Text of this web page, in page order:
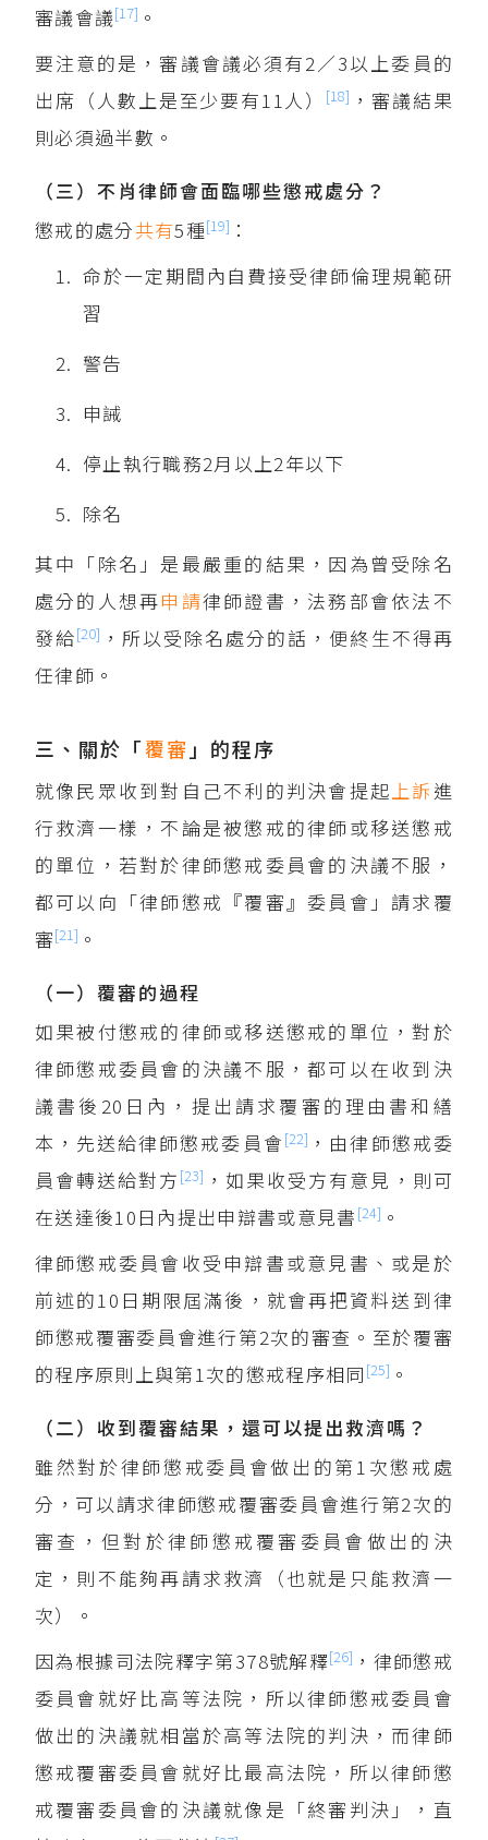
審議會議[17] 。
要注意的是，審議會議必須有2／3以上委員的
出席（人數上是至少要有11人）
[18] ，審議結果
則必須過半數。
（三）不肖律師會面臨哪些懲戒處分？
懲戒的處分共有5種[19] ：
命於一定期間內自費接受律師倫理規範研
習
警告
申誡
停止執行職務2月以上2年以下
除名
其中「除名」是最嚴重的結果，因為曾受除名
處分的人想再申請律師證書，法務部會依法不
發給[20] ，所以受除名處分的話，便終生不得再
任律師。
三、關於「覆審 」的程序
就像民眾收到對自己不利的判決會提起上訴進
行救濟一樣，不論是被懲戒的律師或移送懲戒
的單位，若對於律師懲戒委員會的決議不服，
都可以向「律師懲戒『覆審』委員會」請求覆
審[21] 。
（一）覆審的過程
如果被付懲戒的律師或移送懲戒的單位，對於
律師懲戒委員會的決議不服，都可以在收到決
議書後20日內，提出請求覆審的理由書和繕
本，先送給律師懲戒委員會 [22] ，由律師懲戒委
員會轉送給對方 [23] ，如果收受方有意見，則可
在送達後10日內提出申辯書或意見書 [24] 。
律師懲戒委員會收受申辯書或意見書、或是於
前述的10日期限屆滿後，就會再把資料送到律
師懲戒覆審委員會進行第2次的審查。至於覆審
的程序原則上與第1次的懲戒程序相同 [25] 。
（二）收到覆審結果，還可以提出救濟嗎？
雖然對於律師懲戒委員會做出的第1次懲戒處
分，可以請求律師懲戒覆審委員會進行第2次的
審查，但對於律師懲戒覆審委員會做出的決
定，則不能夠再請求救濟（也就是只能救濟一
次）。
因為根據司法院釋字第378號解釋[26] ，律師懲戒
委員會就好比高等法院，所以律師懲戒委員會
做出的決議就相當於高等法院的判決，而律師
懲戒覆審委員會就好比最高法院，所以律師懲
戒覆審委員會的決議就像是「終審判決」，直